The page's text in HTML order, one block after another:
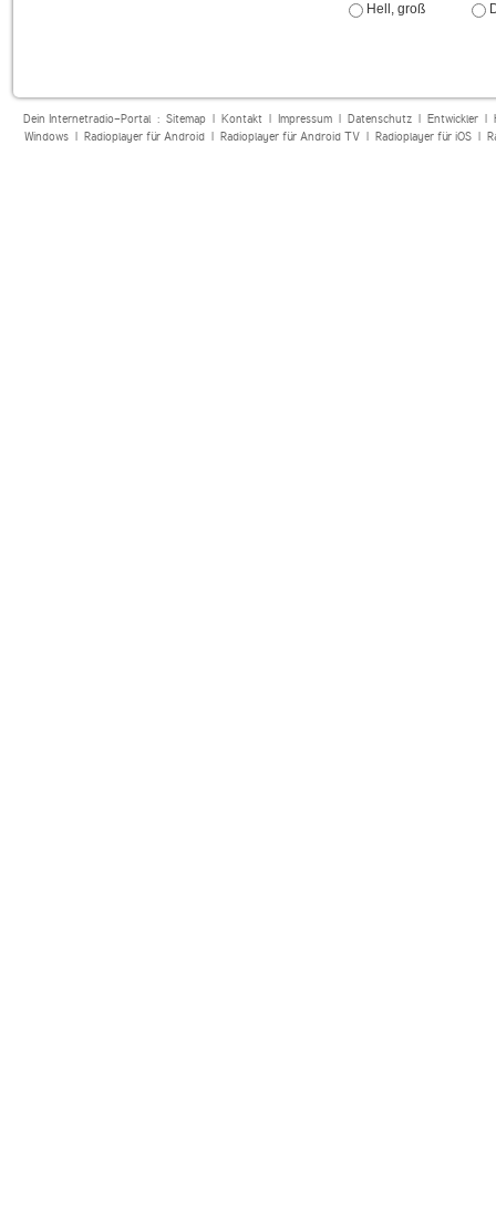
Hell, groß
Dein Internetradio-Portal : Sitemap| Kontakt| Impressum| Datenschutz| Entwickler|
Windows| Radioplayer für Android| Radioplayer für Android TV| Radioplayer für iOS|